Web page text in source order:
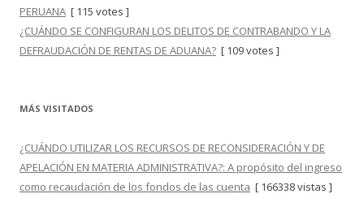
PERUANA [ 115 votes ]
¿CUÁNDO SE CONFIGURAN LOS DELITOS DE CONTRABANDO Y LA
DEFRAUDACIÓN DE RENTAS DE ADUANA? [ 109 votes ]
MÁS VISITADOS
¿CUÁNDO UTILIZAR LOS RECURSOS DE RECONSIDERACIÓN Y DE
APELACIÓN EN MATERIA ADMINISTRATIVA?: A propósito del ingreso
como recaudación de los fondos de las cuenta [ 166338 vistas ]